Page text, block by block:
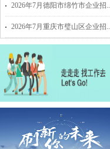
2026年7月德阳市绵竹市企业招..
2026年7月重庆市璧山区企业招..